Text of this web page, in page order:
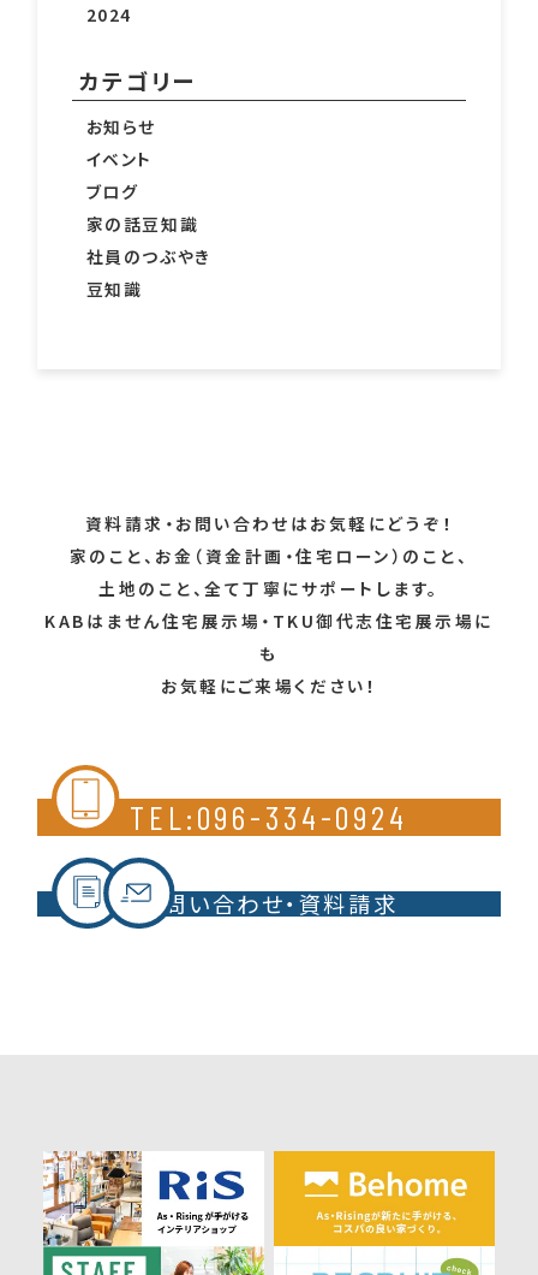
2024
カテゴリー
お知らせ
イベント
ブログ
家の話豆知識
社員のつぶやき
豆知識
資料請求・お問い合わせはお気軽にどうぞ！
家のこと、お金（資金計画・住宅ローン）のこと、
土地のこと、全て丁寧にサポートします。
KABはません住宅展示場・TKU御代志住宅展示場に
も
お気軽にご来場ください！
TEL:096-334-0924
お問い合わせ・資料請求